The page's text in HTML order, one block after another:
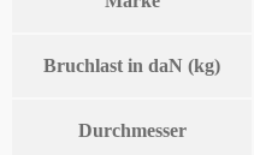
Bruchlast in daN (kg)
Durchmesser